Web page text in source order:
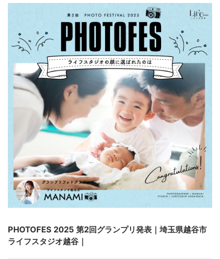
PHOTOFES 2025 第2回グランプリ発表｜埼玉県越谷市
ライフスタジオ越谷｜